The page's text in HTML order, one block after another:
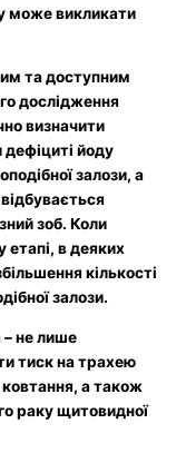
може викликати
та доступним
дослідження
визначити
дефіциті йоду
залози, а
зоб. Коли
етапі, в деяких
кількості
залози.
– не лише
тиск на трахею
а також
раку щитовидної